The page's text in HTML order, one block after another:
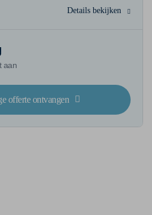
Details bekijken
aan
offerte ontvangen